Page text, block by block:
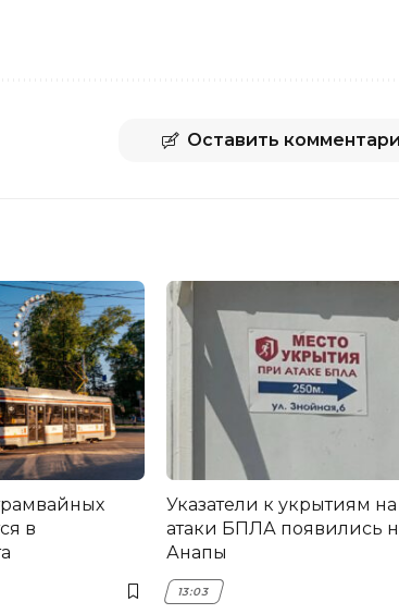
Оставить
в
Указатели к укрытиям
атаки БПЛА появились
Анапы
13:03